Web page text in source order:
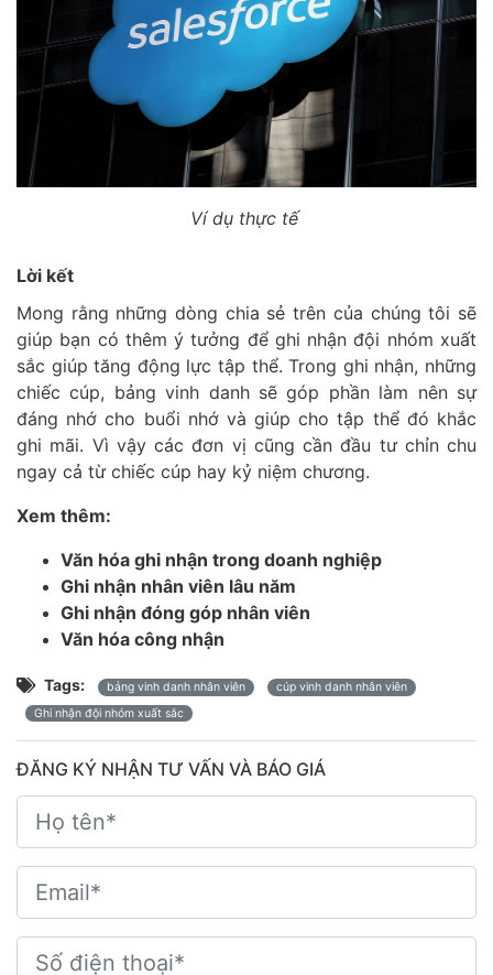
Ví dụ thực tế
Lời kết
Mong rằng những dòng chia sẻ trên của chúng tôi sẽ
giúp bạn có thêm ý tưởng để ghi nhận đội nhóm xuất
sắc giúp tăng động lực tập thể. Trong ghi nhận, những
chiếc cúp, bảng vinh danh sẽ góp phần làm nên sự
đáng nhớ cho buổi nhớ và giúp cho tập thể đó khắc
ghi mãi. Vì vậy các đơn vị cũng cần đầu tư chỉn chu
ngay cả từ chiếc cúp hay kỷ niệm chương.
Xem thêm:
Văn hóa ghi nhận trong doanh nghiệp
Ghi nhận nhân viên lâu năm
Ghi nhận đóng góp nhân viên
Văn hóa công nhận
Tags: bảng vinh danh nhân viên
cúp vinh danh nhân viên
Ghi nhận đội nhóm xuất sắc
ĐĂNG KÝ NHẬN TƯ VẤN VÀ BÁO GIÁ